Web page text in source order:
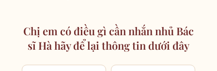
Chị em có điều gì cần nhắn nhủ Bác
sĩ Hà hãy để lại thông tin dưới đây